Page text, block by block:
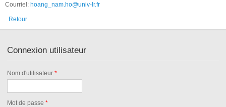
Courriel: hoang_nam.ho@univ-lr.fr
Retour
Connexion utilisateur
Nom d'utilisateur*
Mot de passe*